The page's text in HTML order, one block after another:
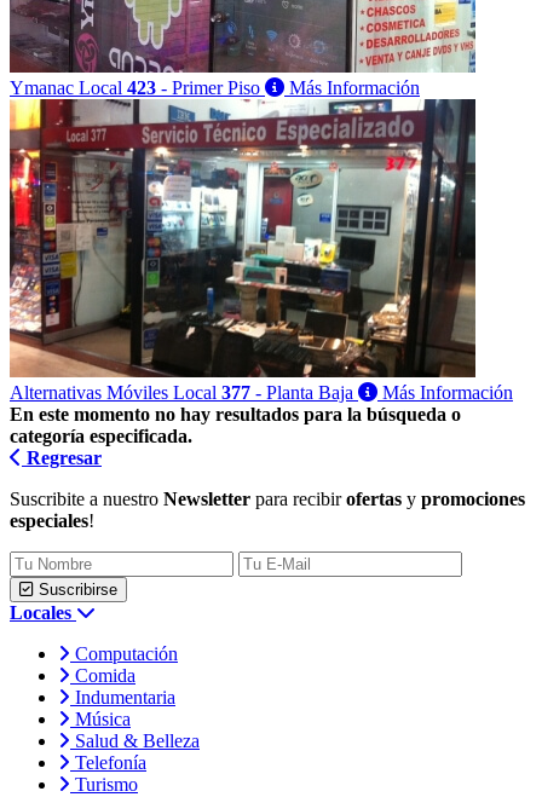
Ymanac Local 423 - Primer Piso Más Información
Alternativas Móviles Local 377 - Planta Baja
Más Información
En este momento no hay resultados para la búsqueda o
categoría especificada.
Regresar
Suscribite a nuestro Newsletter para recibirofertas y promociones
especiales!
Suscribirse
Locales
Computación
Comida
Indumentaria
Música
Salud & Belleza
Telefonía
Turismo